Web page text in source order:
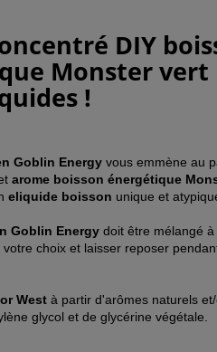
DIY
Monster vert
!
Goblin Energyvous emmène au
arome boisson énergétique
eliquide boisson unique et
Goblin Energy doit être mélangé à
votre choix et laisser reposer
West à partir d'arômes naturels
glycol et de glycérine végétale.